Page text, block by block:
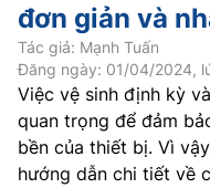
đơn giản và
Tác giả: Mạnh Tuấn
Đăng ngày: 01/04/2024,
Việc vệ sinh định kỳ
quan trọng để đảm
bền của thiết bị. Vì
hướng dẫn chi tiết về